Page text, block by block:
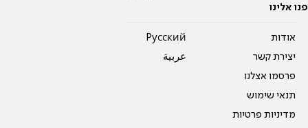
פנו אלינו
אודות
יצירת קשר
פרסמו אצלנו
תנאי שימוש
מדיניות פרטיות
Pусский
عربية